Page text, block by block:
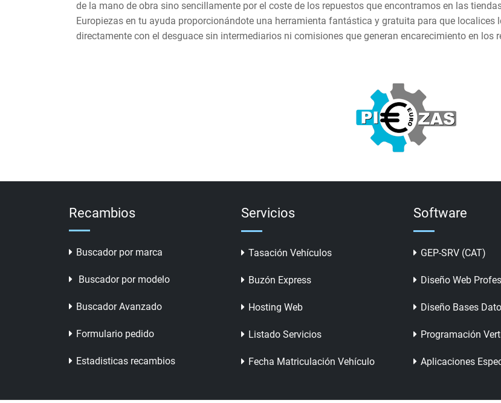
de la mano de obra sino sencillamente por el coste de los repuestos que encontramos en las
Europiezas en tu ayuda proporcionándote una herramienta fantástica y gratuita para que
directamente con el desguace sin intermediarios ni comisiones que generan encarecimiento en los
Recambios
Buscador por marca
Buscador por modelo
Buscador Avanzado
Formulario pedido
Estadisticas recambios
Servicios
Tasación Vehículos
Buzón Express
Hosting Web
Listado Servicios
Fecha Matriculación Vehículo
Software
GEP-SRV (CAT)
Diseño Web
Diseño Bases
Programación
Aplicaciones